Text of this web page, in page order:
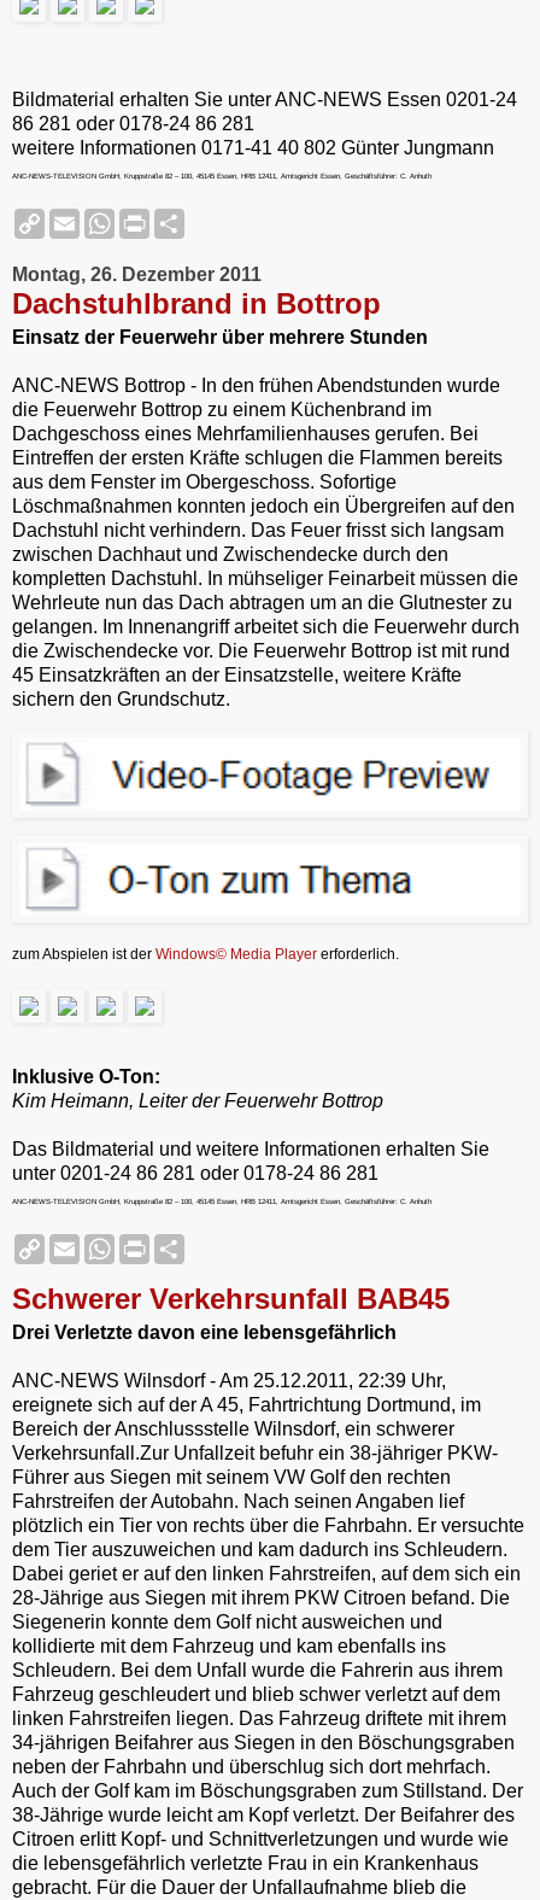
Bildmaterial erhalten Sie unter ANC-NEWS Essen 0201-24
86 281 oder 0178-24 86 281
weitere Informationen 0171-41 40 802 Günter Jungmann
ANC-NEWS-TELEVISION GmbH, Kruppstraße 82 – 100, 45145 Essen, HRB 12411, Amtsgericht Essen, Geschäftsführer: C. Anhuth
C
o
y
L
i
n
E
m
i
W
h
t
s
A
p
r
n
t
F
r
n
d
l
y
r
e
Montag, 26. Dezember 2011
Dachstuhlbrand in Bottrop
Einsatz der Feuerwehr über mehrere Stunden
ANC-NEWS Bottrop - In den frühen Abendstunden wurde
die Feuerwehr Bottrop zu einem Küchenbrand im
Dachgeschoss eines Mehrfamilienhauses gerufen. Bei
Eintreffen der ersten Kräfte schlugen die Flammen bereits
aus dem Fenster im Obergeschoss. Sofortige
Löschmaßnahmen konnten jedoch ein Übergreifen auf den
Dachstuhl nicht verhindern. Das Feuer frisst sich langsam
zwischen Dachhaut und Zwischendecke durch den
kompletten Dachstuhl. In mühseliger Feinarbeit müssen die
Wehrleute nun das Dach abtragen um an die Glutnester zu
gelangen. Im Innenangriff arbeitet sich die Feuerwehr durch
die Zwischendecke vor. Die Feuerwehr Bottrop ist mit rund
45 Einsatzkräften an der Einsatzstelle, weitere Kräfte
sichern den Grundschutz.
zum Abspielen ist der Windows© Media Player erforderlich.
Inklusive O-Ton:
Kim Heimann, Leiter der Feuerwehr Bottrop
Das Bildmaterial und weitere Informationen erhalten Sie
unter 0201-24 86 281 oder 0178-24 86 281
ANC-NEWS-TELEVISION GmbH, Kruppstraße 82 – 100, 45145 Essen, HRB 12411, Amtsgericht Essen, Geschäftsführer: C. Anhuth
C
o
y
L
i
k
E
m
i
W
h
t
s
A
p
r
n
F
i
e
n
d
l
y
r
Schwerer Verkehrsunfall BAB45
Drei Verletzte davon eine lebensgefährlich
ANC-NEWS Wilnsdorf - Am 25.12.2011, 22:39 Uhr,
ereignete sich auf der A 45, Fahrtrichtung Dortmund, im
Bereich der Anschlussstelle Wilnsdorf, ein schwerer
Verkehrsunfall.Zur Unfallzeit befuhr ein 38-jähriger PKW-
Führer aus Siegen mit seinem VW Golf den rechten
Fahrstreifen der Autobahn. Nach seinen Angaben lief
plötzlich ein Tier von rechts über die Fahrbahn. Er versuchte
dem Tier auszuweichen und kam dadurch ins Schleudern.
Dabei geriet er auf den linken Fahrstreifen, auf dem sich ein
28-Jährige aus Siegen mit ihrem PKW Citroen befand. Die
Siegenerin konnte dem Golf nicht ausweichen und
kollidierte mit dem Fahrzeug und kam ebenfalls ins
Schleudern. Bei dem Unfall wurde die Fahrerin aus ihrem
Fahrzeug geschleudert und blieb schwer verletzt auf dem
linken Fahrstreifen liegen. Das Fahrzeug driftete mit ihrem
34-jährigen Beifahrer aus Siegen in den Böschungsgraben
neben der Fahrbahn und überschlug sich dort mehrfach.
Auch der Golf kam im Böschungsgraben zum Stillstand. Der
38-Jährige wurde leicht am Kopf verletzt. Der Beifahrer des
Citroen erlitt Kopf- und Schnittverletzungen und wurde wie
die lebensgefährlich verletzte Frau in ein Krankenhaus
gebracht. Für die Dauer der Unfallaufnahme blieb die